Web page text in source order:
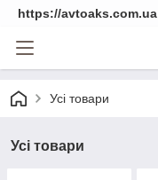
https://avtoaks.com.ua
Усі товари
Усі товари